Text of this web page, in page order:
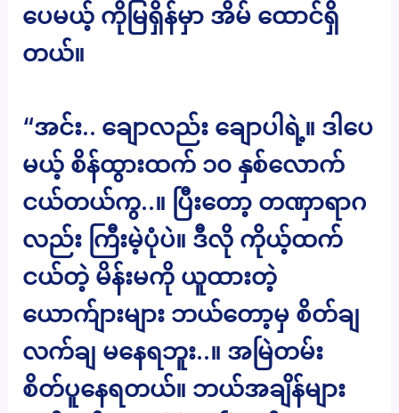
ပေမယ့် ကိုမြရှိန်မှာ အိမ် ထောင်ရှိ
တယ်။
“အင်း.. ချောလည်း ချောပါရဲ့။ ဒါပေ
မယ့် စိန်ထွားထက် ၁၀ နှစ်လောက်
ငယ်တယ်ကွ..။ ပြီးတော့ တဏှာရာဂ
လည်း ကြီးမဲ့ပုံပဲ။ ဒီလို ကိုယ့်ထက်
ငယ်တဲ့ မိန်းမကို ယူထားတဲ့
ယောက်ျားများ ဘယ်တော့မှ စိတ်ချ
လက်ချ မနေရဘူး..။ အမြဲတမ်း
စိတ်ပူနေရတယ်။ ဘယ်အချိန်များ